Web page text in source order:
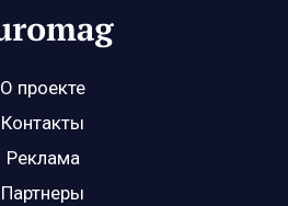
О проекте
Контакты
Реклама
Партнеры